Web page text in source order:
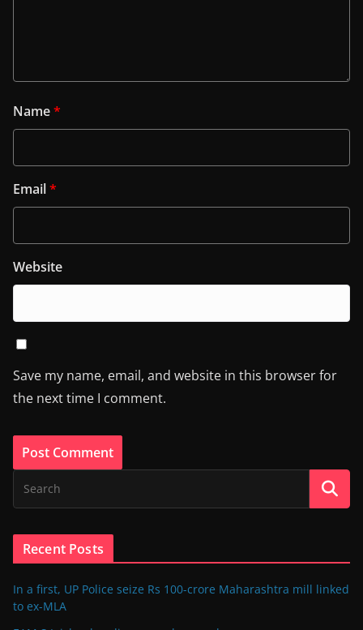
Name*
Email*
Website
Save my name, email, and website in this browser for
the next time I comment.
Recent Posts
In a first, UP Police seize Rs 100-crore Maharashtra mill linked
to ex-MLA